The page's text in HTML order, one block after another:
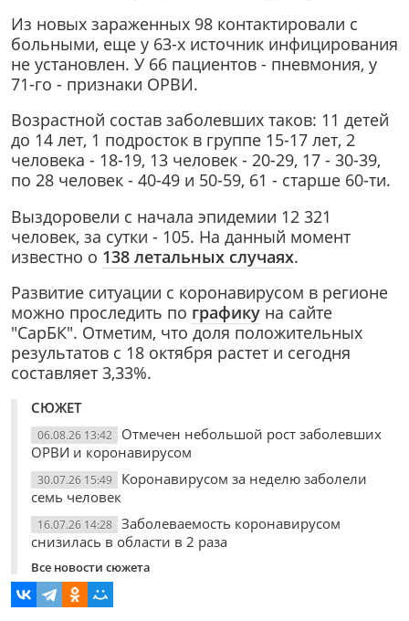
Из новых зараженных 98 контактировали с
больными, еще у 63-х источник инфицирования
не установлен. У 66 пациентов - пневмония, у
71-го - признаки ОРВИ.
Возрастной состав заболевших таков: 11 детей
до 14 лет, 1 подросток в группе 15-17 лет, 2
человека - 18-19, 13 человек - 20-29, 17 - 30-39,
по 28 человек - 40-49 и 50-59, 61 - старше 60-ти.
Выздоровели с начала эпидемии 12 321
человек, за сутки - 105. На данный момент
известно о 138 летальных случаях.
Развитие ситуации с коронавирусом в регионе
можно проследить по графику на сайте
"СарБК". Отметим, что доля положительных
результатов с 18 октября растет и сегодня
составляет 3,33%.
СЮЖЕТ
06.08.26 13:42
Отмечен небольшой рост заболевших
ОРВИ и коронавирусом
30.07.26 15:49
Коронавирусом за неделю заболели
семь человек
16.07.26 14:28
Заболеваемость коронавирусом
снизилась в области в 2 раза
Все новости сюжета